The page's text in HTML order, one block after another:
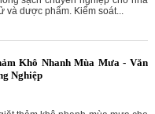
và dược phẩm. Kiểm soát...
Khô Nhanh Mùa Mưa - Văn
Nghiệp